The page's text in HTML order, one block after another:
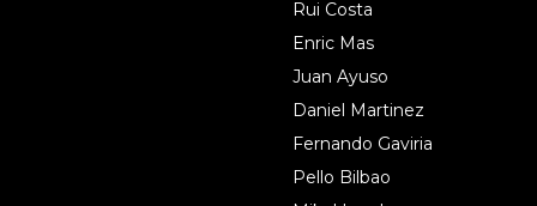
Rui Costa
Enric Mas
Juan Ayuso
Daniel Martinez
Fernando Gaviria
Pello Bilbao